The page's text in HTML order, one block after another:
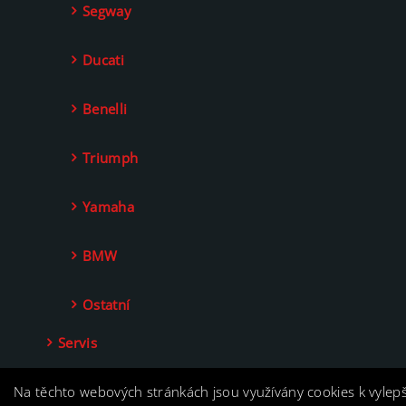
Segway
Ducati
Benelli
Triumph
Yamaha
BMW
Ostatní
Servis
Na těchto webových stránkách jsou využívány cookies k